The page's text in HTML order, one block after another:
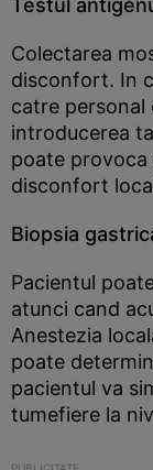
Testul
Colectarea
disconfort. In
catre personal
introducerea
poate provoca
disconfort
Biopsia
Pacientul
atunci cand
Anestezia
poate
pacientul va
tumefiere la